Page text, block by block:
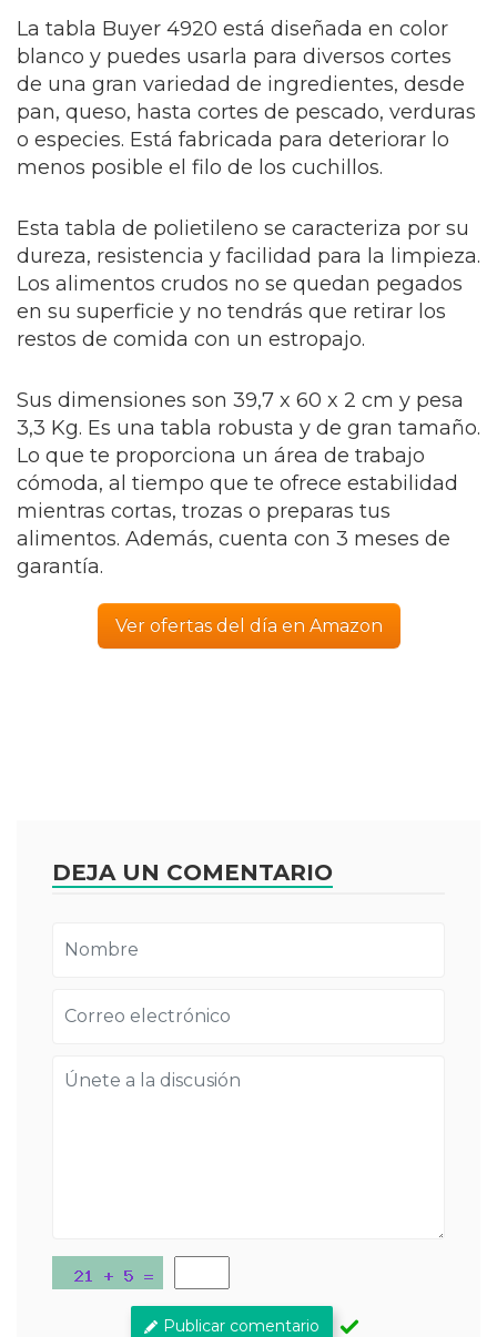
La tabla Buyer 4920 está diseñada en color
blanco y puedes usarla para diversos cortes
de una gran variedad de ingredientes, desde
pan, queso, hasta cortes de pescado, verduras
o especies. Está fabricada para deteriorar lo
menos posible el filo de los cuchillos.
Esta tabla de polietileno se caracteriza por su
dureza, resistencia y facilidad para la limpieza.
Los alimentos crudos no se quedan pegados
en su superficie y no tendrás que retirar los
restos de comida con un estropajo.
Sus dimensiones son 39,7 x 60 x 2 cm y pesa
3,3 Kg. Es una tabla robusta y de gran tamaño.
Lo que te proporciona un área de trabajo
cómoda, al tiempo que te ofrece estabilidad
mientras cortas, trozas o preparas tus
alimentos. Además, cuenta con 3 meses de
garantía.
Ver ofertas del día en Amazon
DEJA UN COMENTARIO
Publicar comentario